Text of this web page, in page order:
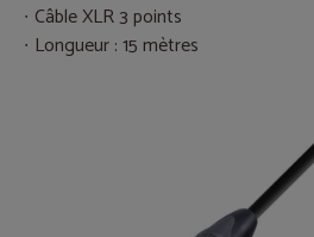
Câble XLR 3 points
Longueur : 15 mètres